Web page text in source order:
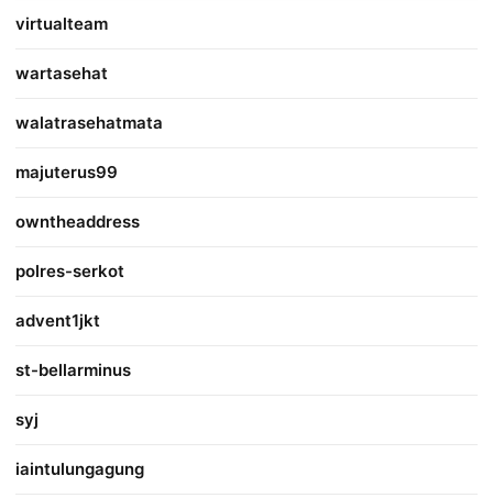
virtualteam
wartasehat
walatrasehatmata
majuterus99
owntheaddress
polres-serkot
advent1jkt
st-bellarminus
syj
iaintulungagung